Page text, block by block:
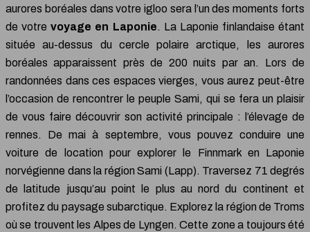
aurores boréales dans votre igloo sera l’un des moments forts
de votrevoyage en Laponie. La Laponie finlandaise étant
située au-dessus du cercle polaire arctique, les aurores
boréales apparaissent près de 200 nuits par an. Lors de
randonnées dans ces espaces vierges, vous aurez peut-être
l’occasion de rencontrer le peuple Sami, qui se fera un plaisir
de vous faire découvrir son activité principale : l’élevage de
rennes. De mai à septembre, vous pouvez conduire une
voiture de location pour explorer le Finnmark en Laponie
norvégienne dans la région Sami (Lapp). Traversez 71 degrés
de latitude jusqu’au point le plus au nord du continent et
profitez du paysage subarctique. Explorez la région de Troms
où se trouvent les Alpes de Lyngen. Cette zone a toujours été